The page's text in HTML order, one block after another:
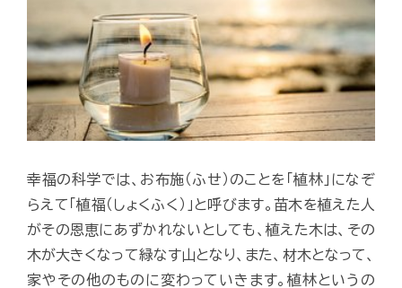
幸福の科学では、お布施（ふせ）のことを「植林」になぞ
らえて「植福（しょくふく）」と呼びます。苗木を植えた人
がその恩恵にあずかれないとしても、植えた木は、その
木が大きくなって緑なす山となり、また、材木となって、
家やその他のものに変わっていきます。植林というの